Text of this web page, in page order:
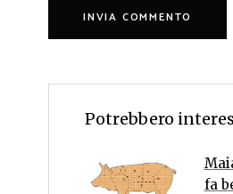
Potrebbero
fa